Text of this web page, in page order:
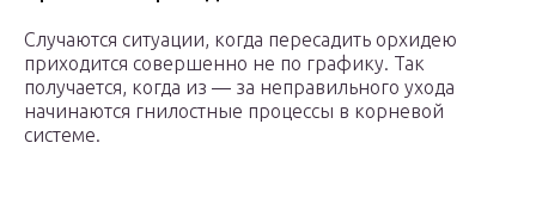
Случаются ситуации, когда пересадить орхидею
приходится совершенно не по графику. Так
получается, когда из — за неправильного ухода
начинаются гнилостные процессы в корневой
системе.